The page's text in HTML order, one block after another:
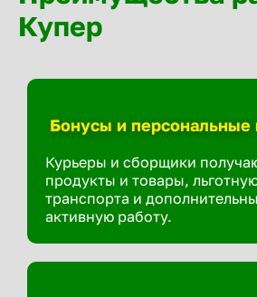
Купер
Бонусы и персональные
Курьеры и сборщики
продукты и товары,
транспорта и
активную работу.